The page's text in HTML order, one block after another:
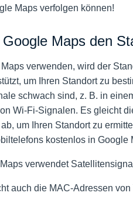
Maps verfolgen können!
Maps den
verwenden, wird der
um Ihren Standort zu
schwach sind, z. B. in
Wi-Fi-Signalen. Es gleicht
um Ihren Standort zu
kostenlos in Google
verwendet
auch die MAC-Adressen